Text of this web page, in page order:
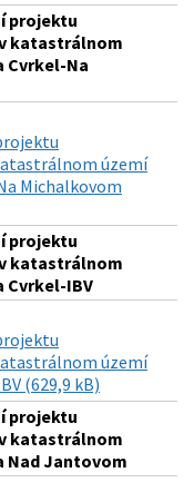
projektu
katastrálnom
Cvrkel-Na
území
Michalkovom
projektu
katastrálnom
Cvrkel-IBV
území
(629,9 kB)
projektu
katastrálnom
Nad Jantovom